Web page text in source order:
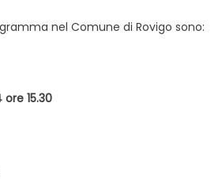
nel Comune di Rovigo sono:
ore 15.30